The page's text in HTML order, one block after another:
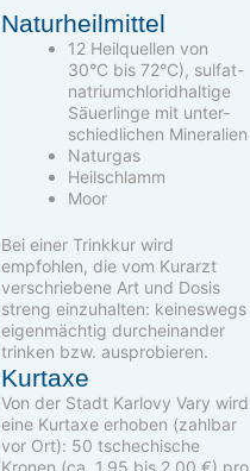
Naturheilmittel
12 Heilquellen von
30°C bis 72°C), sulfat-
natrium­chlorid­hal­tige
Säuer­linge mit unter­
schiedlichen Mineralien
Naturgas
Heilschlamm
Moor
Bei einer Trinkkur wird
empfohlen, die vom Kurarzt
verschriebene Art und Dosis
streng einzuhalten: keineswegs
eigenmächtig durch­ein­ander
trinken bzw. ausprobieren.
Kurtaxe
Von der Stadt Karlovy Vary wird
eine Kurtaxe erhoben (zahlbar
vor Ort): 50 tschechische
Kronen (ca. 1,95 bis 2,00 €) pro